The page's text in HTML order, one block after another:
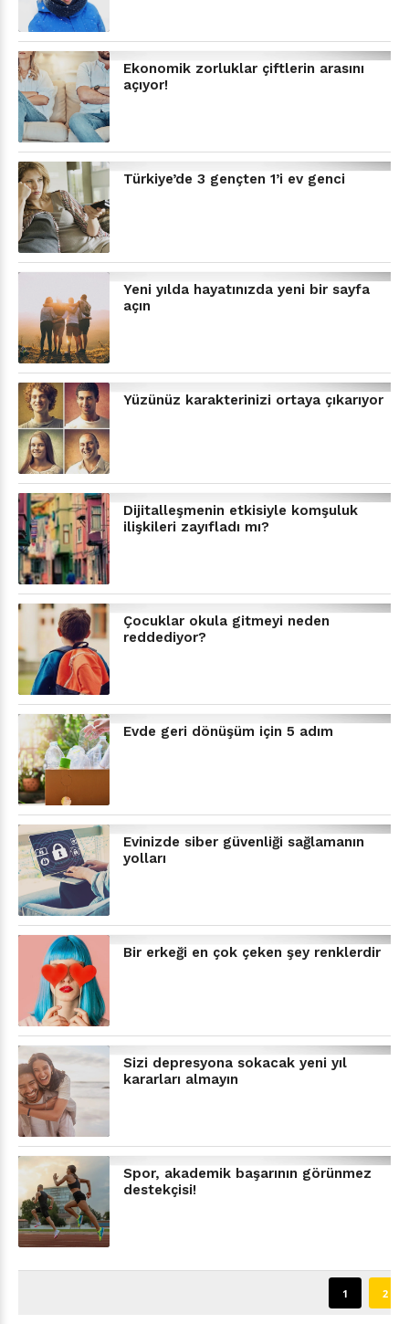
Ekonomik zorluklar çiftlerin arasını
açıyor!
Türkiye’de 3 gençten 1’i ev genci
Yeni yılda hayatınızda yeni bir sayfa
açın
Yüzünüz karakterinizi ortaya çıkarıyor
Dijitalleşmenin etkisiyle komşuluk
ilişkileri zayıfladı mı?
Çocuklar okula gitmeyi neden
reddediyor?
Evde geri dönüşüm için 5 adım
Evinizde siber güvenliği sağlamanın
yolları
Bir erkeği en çok çeken şey renklerdir
Sizi depresyona sokacak yeni yıl
kararları almayın
Spor, akademik başarının görünmez
destekçisi!
1 2